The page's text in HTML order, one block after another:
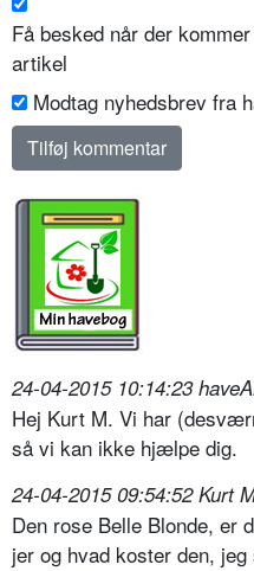
Få besked når der
artikel
Modtag nyhedsbrev fra
24-04-2015 10:14:23
Hej Kurt M. Vi har
så vi kan ikke hjælpe dig.
24-04-2015 09:54:52 Kurt
Den rose Belle Blonde, er
jer og hvad koster den,